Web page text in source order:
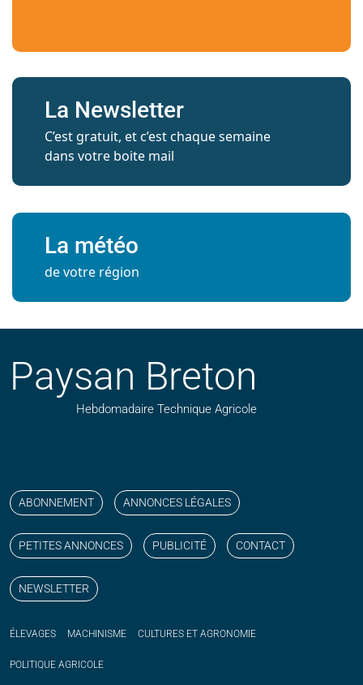
La Newsletter
C’est gratuit, et c’est chaque semaine
dans votre boite mail
La météo
de votre région
Paysan Breton
Hebdomadaire Technique Agricole
ABONNEMENT ANNONCES LÉGALES
PETITES ANNONCES PUBLICITÉ CONTACT
NEWSLETTER
ÉLEVAGES MACHINISME CULTURES ET AGRONOMIE
POLITIQUE AGRICOLE